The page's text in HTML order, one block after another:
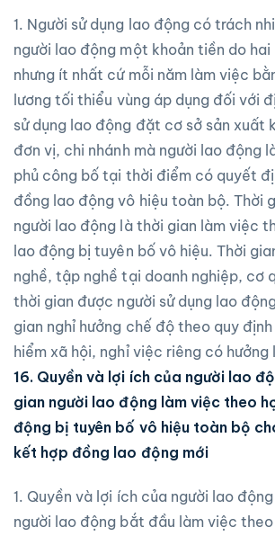
1. Người sử dụng lao động có trách
người lao động một khoản tiền do
nhưng ít nhất cứ mỗi năm làm việc
lương tối thiểu vùng áp dụng đối với
sử dụng lao động đặt cơ sở sản xuất
đơn vị, chi nhánh mà người lao động
phủ công bố tại thời điểm có quyết
đồng lao động vô hiệu toàn bộ. Thời
người lao động là thời gian làm việc
lao động bị tuyên bố vô hiệu. Thời
nghề, tập nghề tại doanh nghiệp, cơ
thời gian được người sử dụng lao
gian nghỉ hưởng chế độ theo quy
hiểm xã hội, nghỉ việc riêng có hưởng
16. Quyền và lợi ích của người lao
gian người lao động làm việc theo
động bị tuyên bố vô hiệu toàn bộ
kết hợp đồng lao động mới
1. Quyền và lợi ích của người lao
người lao động bắt đầu làm việc